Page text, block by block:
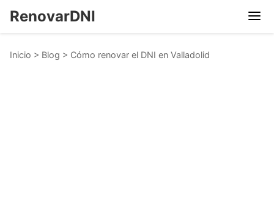
RenovarDNI
Inicio > Blog > Cómo renovar el DNI en Valladolid